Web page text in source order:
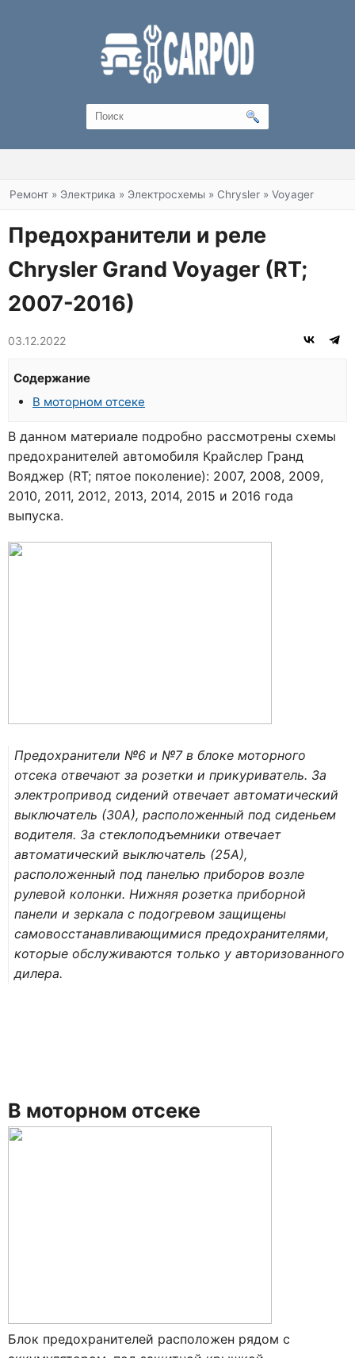
Вы здесь
Ремонт » Электрика » Электросхемы » Chrysler » Voyager
Предохранители и реле
Chrysler Grand Voyager (RT;
2007-2016)
03.12.2022
Содержание
В моторном отсеке
В данном материале подробно рассмотрены схемы
предохранителей автомобиля Крайслер Гранд
Вояджер (RT; пятое поколение): 2007, 2008, 2009,
2010, 2011, 2012, 2013, 2014, 2015 и 2016 года
выпуска.
Предохранители №6 и №7 в блоке моторного
отсека отвечают за розетки и прикуриватель. За
электропривод сидений отвечает автоматический
выключатель (30А), расположенный под сиденьем
водителя. За стеклоподъемники отвечает
автоматический выключатель (25А),
расположенный под панелью приборов возле
рулевой колонки. Нижняя розетка приборной
панели и зеркала с подогревом защищены
самовосстанавливающимися предохранителями,
которые обслуживаются только у авторизованного
дилера.
В моторном отсеке
Блок предохранителей расположен рядом с